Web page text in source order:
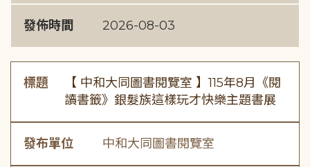
發佈時間 2026-08-03
標題
【 中和大同圖書閱覽室 】115年8月《閱
讀書籤》銀髮族這樣玩才快樂主題書展
發布單位 中和大同圖書閱覽室